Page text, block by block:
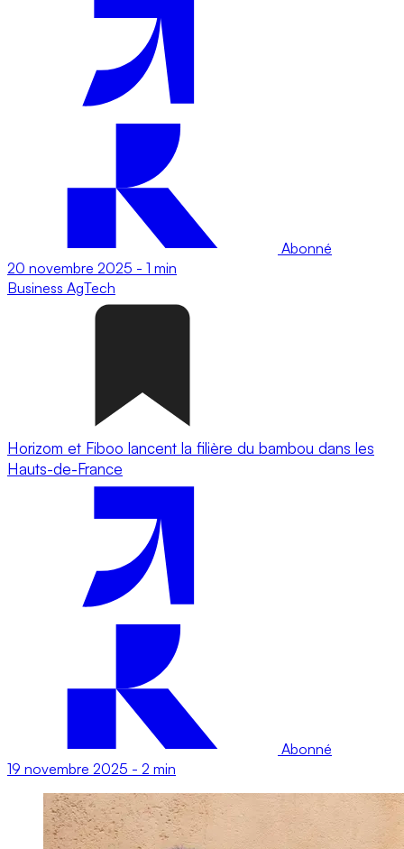
Abonné
20 novembre 2025 - 1 min
Business AgTech
Horizom et Fiboo lancent la filière du bambou dans les
Hauts-de-France
Abonné
19 novembre 2025 - 2 min